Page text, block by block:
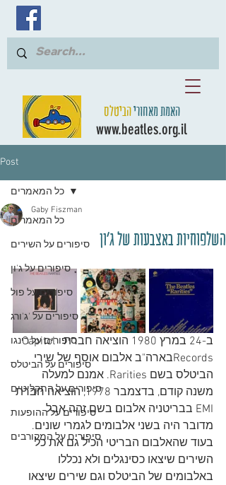
האמת מאחוריהביטלס
www.beatles.org.il
Post
כל המאמרים
סיפורים על השירים
סיפורים על ג'ון
סיפורים על פול
סיפורים על 'ג'ורג
סיפורים על רינגו
סיפורים על הביטלס
סיפורים על התקליטים
סיפורים על ההופעות
סיפורים על המקורבים
כל המאמרים
השלפוחיות באצבעות של ג'ון
Gaby Fiszman
ב-24 במרץ 1980 הוציאה חברת  Capitol
Recordsבארה"ב אלבום אוסף של שירי
הביטלס בשם Rarities. אמנם למעלה
משנה קודם, בדצמבר 1978, הוציאה חברת
EMI בבריטניה אלבום בשם זהה אבל
מדובר היה בשני אלבומים לגמרי שונים.
בעוד שהאלבום הבריטי הכיל גם את כל
השירים שיצאו כסינגלים ולא נכללו
באלבומים של הביטלס וגם שירים שיצאו